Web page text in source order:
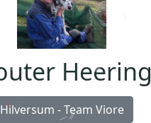
Heering
Hilversum - Team Viore